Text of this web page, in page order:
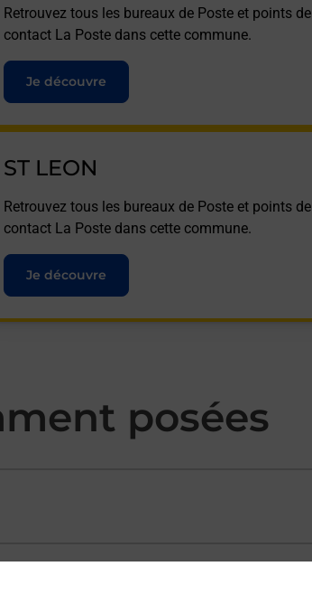
Retrouvez tous les bureaux de Poste et points de
contact La Poste dans cette commune.
Je découvre
ST LEON
Retrouvez tous les bureaux de Poste et points de
contact La Poste dans cette commune.
Je découvre
posées